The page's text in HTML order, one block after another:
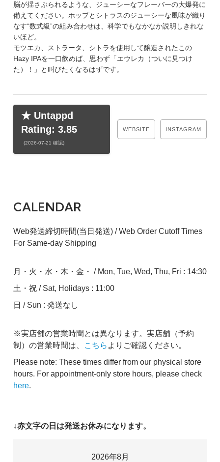
脳が揺さぶられるような、ジューシーなフレーバーの大爆発に
備えてください。ホップとシトラスのジューシーな風味が織り
なす“数式級”の組み合わせは、科学でもなかなか説明しきれな
いほど。
モツエカ、ストラータ、シトラを使用して醸造されたこの
Hazy IPAを一口飲めば、思わず「エウレカ（ついに見つけ
た）！」と叫びたくなるはずです。
★ Untappd
Rating: 3.85
(2026-07-21 確認)
WEBSITE INSTAGRAM
CALENDAR
Web発送締切時間(当日発送) / Web Order Cutoff Times
For Same-day Shipping
月・火・水・木・金・ / Mon, Tue, Wed, Thu, Fri : 14:30
土・祝 / Sat, Holidays : 11:00
日 / Sun : 発送なし
※実店舗の営業時間とは異なります。実店舗（予約
制）の営業時間は、
こちら よりご確認ください。
Please note: These times differ from our physical store
hours. For appointment-only store hours, please check
here.
↓赤文字の日は発送お休みになります。
2026年8月